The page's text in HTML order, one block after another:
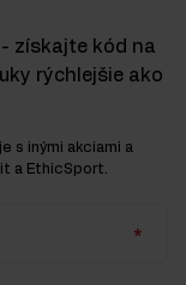
získajte kód na
rýchlejšie ako
s inými akciami a
a EthicSport.